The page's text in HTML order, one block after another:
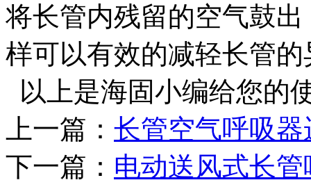
将长管内残留的空气鼓
样可以有效的减轻长管的
以上是海固小编给您的
上一篇： 长管空气呼吸
下一篇： 电动送风式长